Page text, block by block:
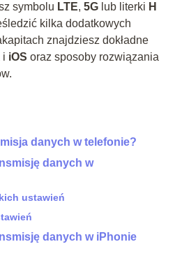
symbolu LTE, 5Glub literki H
kilka dodatkowych
znajdziesz dokładne
i iOS oraz sposoby rozwiązania
danych w telefonie?
danych w
ustawień
danych w iPhonie